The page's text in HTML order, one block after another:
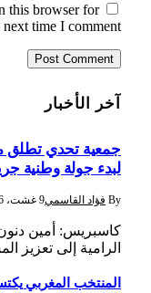
this browser for
next time I comment.
آخر الأخبار
لبدء جولة وطنية جريئة
By فؤاد القاسمي9 غشت، 2026
كاسبريس: أمين
الرامية إلى تعزيز
المنتخب المغربي